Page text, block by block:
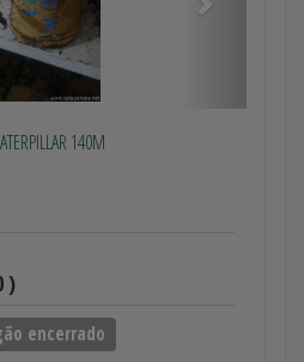
140M
)
encerrado